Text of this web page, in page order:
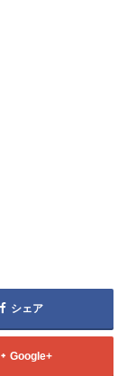
シェア
Google+